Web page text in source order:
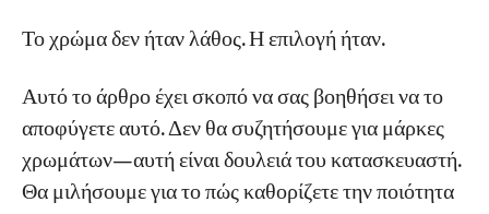
Πώς να επαληθεύσετε εάν η επίστρωση έχει
ολοκληρωθεί σωστά: Λίστα ελέγχου αποδοχής
πέντε βημάτων για την προμήθεια
Βήμα 1: Επιθεώρηση προετοιμασίας
επιφάνειας
Βήμα 2: Έλεγχος κλιματικής κατάστασης
Το χρώμα δεν ήταν λάθος. Η επιλογή ήταν.
Αυτό το άρθρο έχει σκοπό να σας βοηθήσει να το
αποφύγετε αυτό. Δεν θα συζητήσουμε για μάρκες
χρωμάτων—αυτή είναι δουλειά του κατασκευαστή.
Θα μιλήσουμε για το πώς καθορίζετε την ποιότητα